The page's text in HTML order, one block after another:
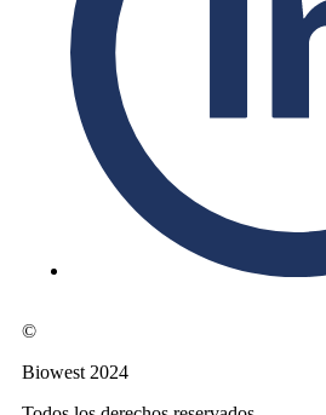
©
Biowest 2024